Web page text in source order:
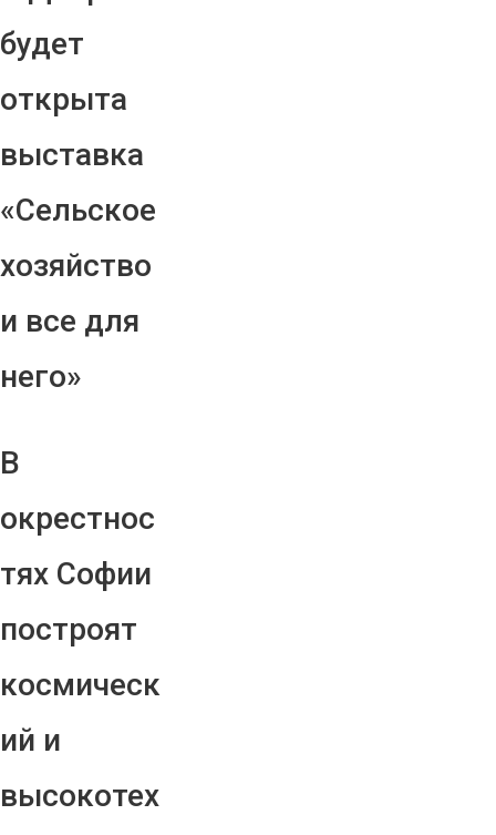
будет
открыта
выставка
«Сельское
хозяйство
и все для
него»
В
окрестнос
тях Софии
построят
космическ
ий и
высокотех